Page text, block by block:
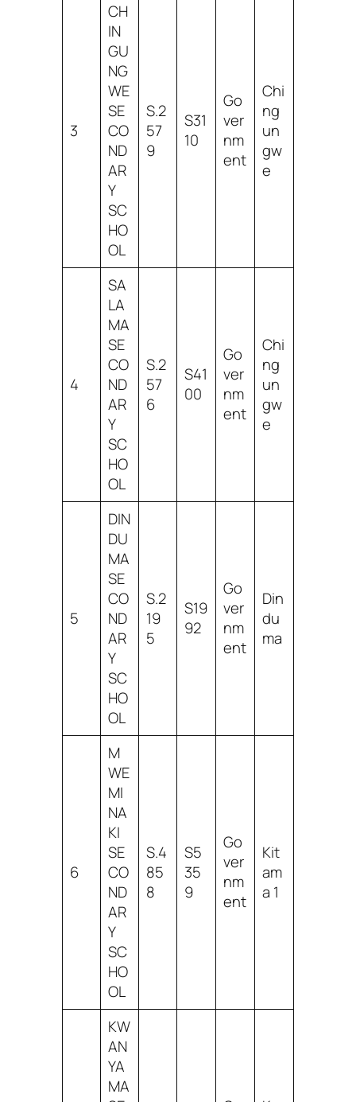
3
CH
IN
GU
NG
WE
SE
CO
ND
AR
Y
SC
HO
OL
S.2
57
9
S31
10
Go
ver
nm
ent
Chi
ng
un
gw
e
4
SA
LA
MA
SE
CO
ND
AR
Y
SC
HO
OL
S.2
57
6
S41
00
Go
ver
nm
ent
Chi
ng
un
gw
e
5
DIN
DU
MA
SE
CO
ND
AR
Y
SC
HO
OL
S.2
19
5
S19
92
Go
ver
nm
ent
Din
du
ma
6
M
WE
MI
NA
KI
SE
CO
ND
AR
Y
SC
HO
OL
S.4
85
8
S5
35
9
Go
ver
nm
ent
Kit
am
a 1
KW
AN
YA
MA